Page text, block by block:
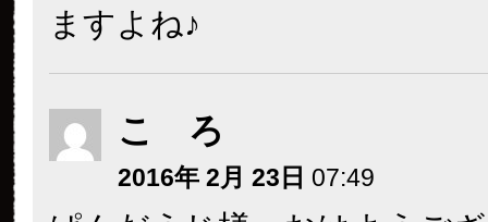
ますよね♪
こ ろ
2016年 2月 23日 07:49